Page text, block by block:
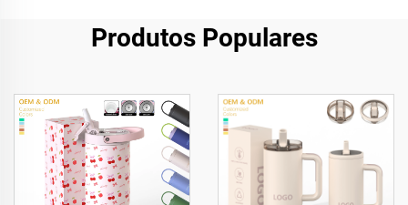
Produtos Populares